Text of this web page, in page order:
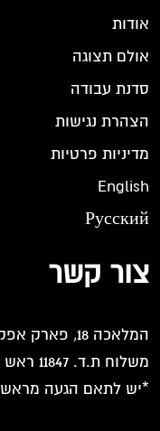
אודות
אולם תצוגה
סדנת עבודה
הצהרת נגישות
מדיניות פרטיות
English
Русский
צור קשר
המלאכה 18, פארק אפק, ראש העין
משלוח ת.ד. 11847 ראש העין 4809148
*יש לתאם הגעה מראש